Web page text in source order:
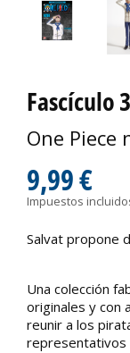
Fascículo
One Piece
9,99 €
Impuestos
Salvat propone
Una colección
originales y con
reunir a los
representativos